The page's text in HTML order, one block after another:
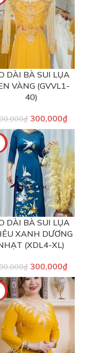
DÀI BÀ SUI LỤA
VÀNG (GVVL1-
40)
₫ 300,000₫
DÀI BÀ SUI LỤA
XANH DƯƠNG
(XDL4-XL)
₫ 300,000₫